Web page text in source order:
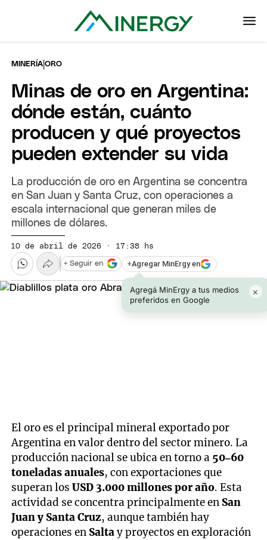
MINERÍA |ORO
Minas de oro en Argentina:
dónde están, cuánto
producen y qué proyectos
pueden extender su vida
La producción de oro en Argentina se concentra
en San Juan y Santa Cruz, con operaciones a
escala internacional que generan miles de
millones de dólares.
10 de abril de 2026 · 17:38 hs
+Agregar MinErgy en
Agregá MinErgy a tus medios
preferidos en Google
×
+ Seguir en
El oro es el principal mineral exportado por
Argentina en valor dentro del sector minero. La
producción nacional se ubica en torno a 50–60
toneladas anuales, con exportaciones que
superan losUSD 3.000 millones por año. Esta
actividad se concentra principalmente en San
Juan y Santa Cruz, aunque también hay
operaciones en Saltay proyectos en exploración